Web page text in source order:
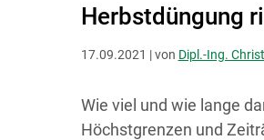
Herbstdüngung
17.09.2021 | von Dipl.-Ing.
Wie viel und wie lange
Höchstgrenzen und